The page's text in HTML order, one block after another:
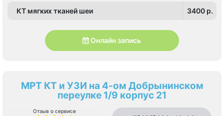
КТ мягких тканей шеи 3400 p.
Онлайн запись
МРТ КТ и УЗИ на 4-ом Добрынинском
переулке 1/9 корпус 21
Отзыв о сервисе